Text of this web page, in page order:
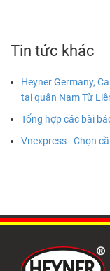
Tin tức khác
Heyner Germany,
tại quận Nam Từ
Tổng hợp các bài
Vnexpress - Chọn